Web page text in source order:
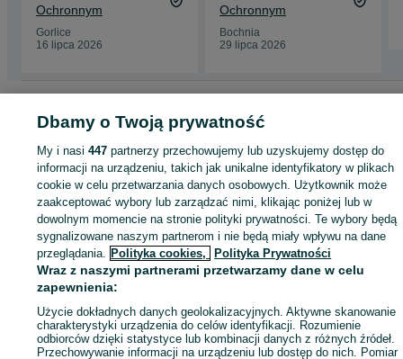
Ochronnym
Gorlice
16 lipca 2026
Ochronnym
Bochnia
29 lipca 2026
Kleje
Kleje - Małopolskie Kleje - Gorlice
KATEGORIA
ID:1083157568 Wyświetlenia:
Kup
Dbamy o Twoją prywatność
My i nasi447 partnerzy przechowujemy lub uzyskujemy dostęp do
informacji na urządzeniu, takich jak unikalne identyfikatory w plikach
cookie w celu przetwarzania danych osobowych. Użytkownik może
zaakceptować wybory lub zarządzać nimi, klikając poniżej lub w
dowolnym momencie na stronie polityki prywatności. Te wybory będą
sygnalizowane naszym partnerom i nie będą miały wpływu na dane
przeglądania. Polityka cookies, Polityka Prywatności
Wraz z naszymi partnerami przetwarzamy dane w celu
zapewnienia:
Użycie dokładnych danych geolokalizacyjnych. Aktywne skanowanie
charakterystyki urządzenia do celów identyfikacji. Rozumienie
odbiorców dzięki statystyce lub kombinacji danych z różnych źródeł.
Przechowywanie informacji na urządzeniu lub dostęp do nich. Pomiar